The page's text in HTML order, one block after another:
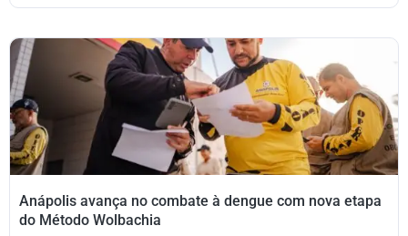
Anápolis avança no combate à dengue com nova etapa
do Método Wolbachia